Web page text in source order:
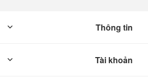
Thông tin
Tài khoản